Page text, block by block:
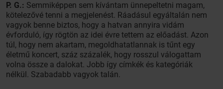
P. G.: Semmiképpen sem kívántam ünnepeltetni magam,
kötelezővé tenni a megjelenést. Ráadásul egyáltalán nem
vagyok benne biztos, hogy a hatvan annyira vidám
évforduló, így rögtön az idei évre tettem az előadást. Azon
túl, hogy nem akartam, megoldhatatlannak is tűnt egy
életmű koncert, száz százalék, hogy rosszul válogattam
volna össze a dalokat. Jobb így címkék és kategóriák
nélkül. Szabadabb vagyok talán.